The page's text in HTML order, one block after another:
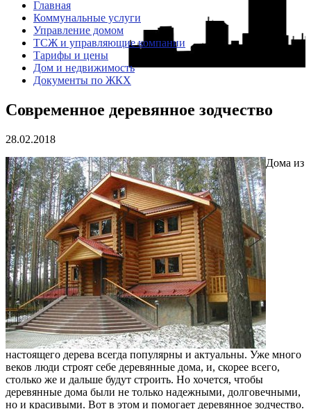
Главная
Коммунальные услуги
Управление домом
ТСЖ и управляющие компании
Тарифы и цены
Дом и недвижимость
Документы по ЖКХ
Современное деревянное зодчество
28.02.2018
Дома из
настоящего дерева всегда популярны и актуальны. Уже много
веков люди строят себе деревянные дома, и, скорее всего,
столько же и дальше будут строить. Но хочется, чтобы
деревянные дома были не только надежными, долговечными,
но и красивыми. Вот в этом и помогает деревянное зодчество.